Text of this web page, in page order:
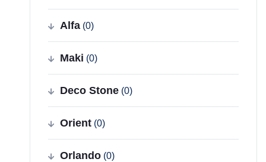
Alfa (0)
Maki (0)
Deco Stone (0)
Orient (0)
Orlando (0)